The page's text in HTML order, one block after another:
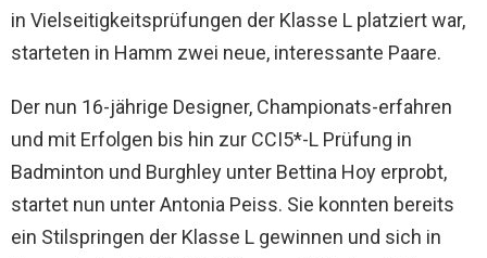
in Vielseitigkeitsprüfungen der Klasse L platziert war,
starteten in Hamm zwei neue, interessante Paare.
Der nun 16-jährige Designer, Championats-erfahren
und mit Erfolgen bis hin zur CCI5*-L Prüfung in
Badminton und Burghley unter Bettina Hoy erprobt,
startet nun unter Antonia Peiss. Sie konnten bereits
ein Stilspringen der Klasse L gewinnen und sich in